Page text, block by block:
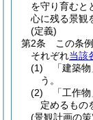
を守り育むと
心に残る景観
(定義)
第2条
この条
それぞれ当該
(1)
「建築
う。
(2)
「工作
定めるもの
(景観計画の